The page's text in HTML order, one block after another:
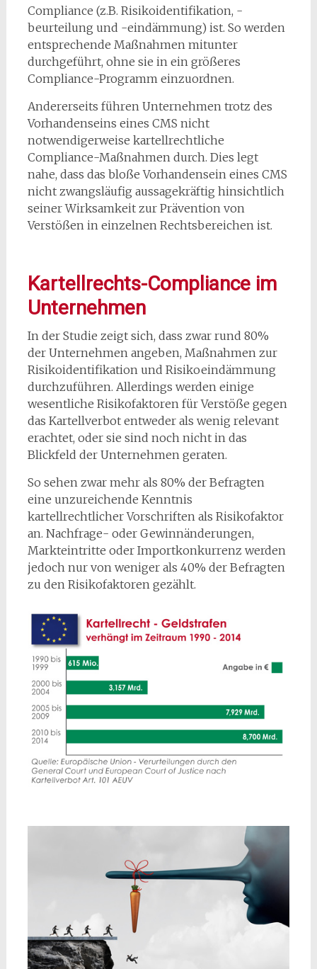
Compliance (z.B. Risikoidentifikation, -
beurteilung und -eindämmung) ist. So werden
entsprechende Maßnahmen mitunter
durchgeführt, ohne sie in ein größeres
Compliance-Programm einzuordnen.
Andererseits führen Unternehmen trotz des
Vorhandenseins eines CMS nicht
notwendigerweise kartellrechtliche
Compliance-Maßnahmen durch. Dies legt
nahe, dass das bloße Vorhandensein eines CMS
nicht zwangsläufig aussagekräftig hinsichtlich
seiner Wirksamkeit zur Prävention von
Verstößen in einzelnen Rechtsbereichen ist.
Kartellrechts-Compliance im
Unternehmen
In der Studie zeigt sich, dass zwar rund 80%
der Unternehmen angeben, Maßnahmen zur
Risikoidentifikation und Risikoeindämmung
durchzuführen. Allerdings werden einige
wesentliche Risikofaktoren für Verstöße gegen
das Kartellverbot entweder als wenig relevant
erachtet, oder sie sind noch nicht in das
Blickfeld der Unternehmen geraten.
So sehen zwar mehr als 80% der Befragten
eine unzureichende Kenntnis
kartellrechtlicher Vorschriften als Risikofaktor
an. Nachfrage- oder Gewinnänderungen,
Markteintritte oder Importkonkurrenz werden
jedoch nur von weniger als 40% der Befragten
zu den Risikofaktoren gezählt.